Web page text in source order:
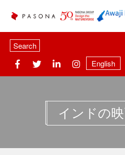
Search
English
インドの